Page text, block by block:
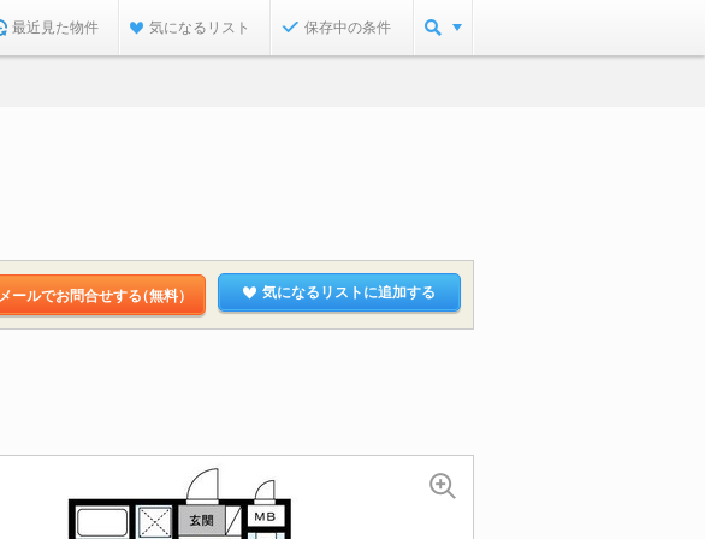
最近見た物件 気になるリスト 保存中の条件
メールでお問合せする（無料） 気になるリストに追加する